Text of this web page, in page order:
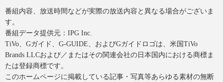
番組内容、放送時間などが実際の放送内容と異なる場合がございま
す。
番組データ提供元：IPG Inc.
TiVo、Gガイド、G-GUIDE、およびGガイドロゴは、米国TiVo
Brands LLCおよび／またはその関連会社の日本国内における商標ま
たは登録商標です。
このホームページに掲載している記事・写真等あらゆる素材の無断